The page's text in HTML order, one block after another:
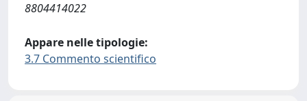
8804414022
Appare nelle tipologie:
3.7 Commento scientifico